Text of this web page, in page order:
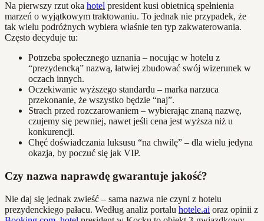
Na pierwszy rzut oka hotel president kusi obietnicą spełnienia
marzeń o wyjątkowym traktowaniu. To jednak nie przypadek, że
tak wielu podróżnych wybiera właśnie ten typ zakwaterowania.
Często decyduje tu:
Potrzeba społecznego uznania – nocując w hotelu z
“prezydencką” nazwą, łatwiej zbudować swój wizerunek w
oczach innych.
Oczekiwanie wyższego standardu – marka narzuca
przekonanie, że wszystko będzie “naj”.
Strach przed rozczarowaniem – wybierając znaną nazwę,
czujemy się pewniej, nawet jeśli cena jest wyższa niż u
konkurencji.
Chęć doświadczania luksusu “na chwilę” – dla wielu jedyna
okazja, by poczuć się jak VIP.
Czy nazwa naprawdę gwarantuje jakość?
Nie daj się jednak zwieść – sama nazwa nie czyni z hotelu
prezydenckiego pałacu. Według analiz portalu hotele.ai oraz opinii z